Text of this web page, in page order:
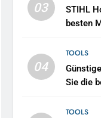
03
STIHL
besten
04
TOOLS
Sie die
TOOLS